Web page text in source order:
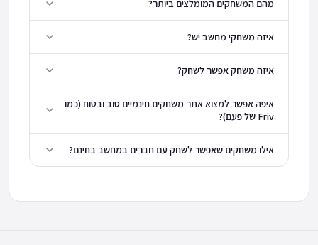
מהם המשחקים המומלצים ביותר?
איזה משחקי מחשב יש?
איזה משחק אפשר לשחק?
איפה אפשר למצוא אתר משחקים חינמיים טוב ובטוח (כמו
Friv של פעם)?
אילו משחקים שאפשר לשחק עם חברים במחשב בחינם?